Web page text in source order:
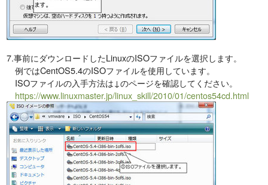
7.事前にダウンロードしたLinuxのISOファイルを選択します。
例ではCentOS5.4のISOファイルを使用しています。
ISOファイルの入手方法は↓のページを確認してください。
https://www.linuxmaster.jp/linux_skill/2010/01/centos54cd.html